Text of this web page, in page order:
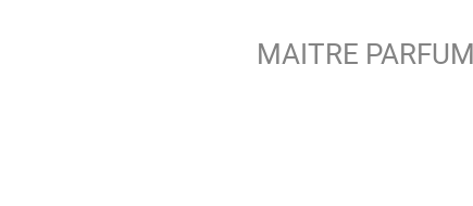
MAITRE